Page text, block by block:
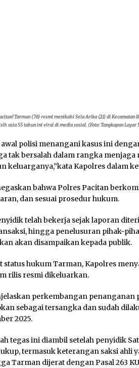
Tarman (76) resmi menikahi Sela Arika (21) di
usia 55 tahun ini viral di media sosial. (Foto: Tangkapan Layar
awal polisi menangani kasus ini
tak bersalah dalam rangka
keluarganya,”kata Kapolres dalam
bahwa Polres Pacitan
dan sesuai prosedur hukum.
telah bekerja sejak laporan
hingga penelusuran pihak-
akan disampaikan kepada publik.
status hukum Tarman, Kapolres
rilis resmi dikeluarkan.
perkembangan penanganan
sebagai tersangka dan sudah
2025.
tegas ini diambil setelah penyidik
termasuk keterangan saksi ahli
Tarman dijerat dengan Pasal 263